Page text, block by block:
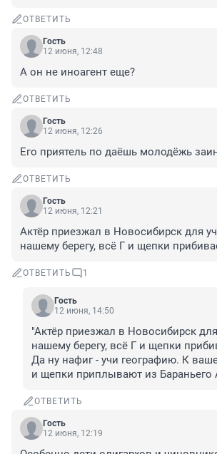
ОТВЕТИТЬ
Гость
12 июня, 12:48
А он не иноагент еще?
ОТВЕТИТЬ
Гость
12 июня, 12:26
Его приятель по даёшь молодёжь
ОТВЕТИТЬ
Гость
12 июня, 12:21
Актёр приезжал в Новосибирск для
нашему берегу, всё Г и щепки
ОТВЕТИТЬ 1
Гость
12 июня, 14:50
"Актёр приезжал в Новосибирск
нашему берегу, всё Г и щепки
Да ну нафиг - учи географию. К
и щепки приплывают из Бараньего
ОТВЕТИТЬ
Гость
12 июня, 12:19